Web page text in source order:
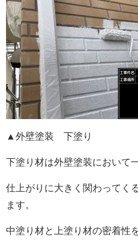
▲外壁塗装 下塗り
下塗り材は外壁塗装において
仕上がりに大きく関わってく
ます。
中塗り材と上塗り材の密着性